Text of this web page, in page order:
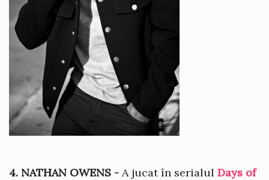
4. NATHAN OWENS - A jucat în serialul Days of